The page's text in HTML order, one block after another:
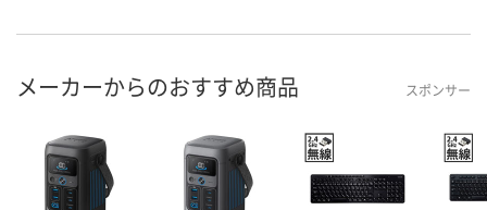
メーカーからのおすすめ商品 スポンサー